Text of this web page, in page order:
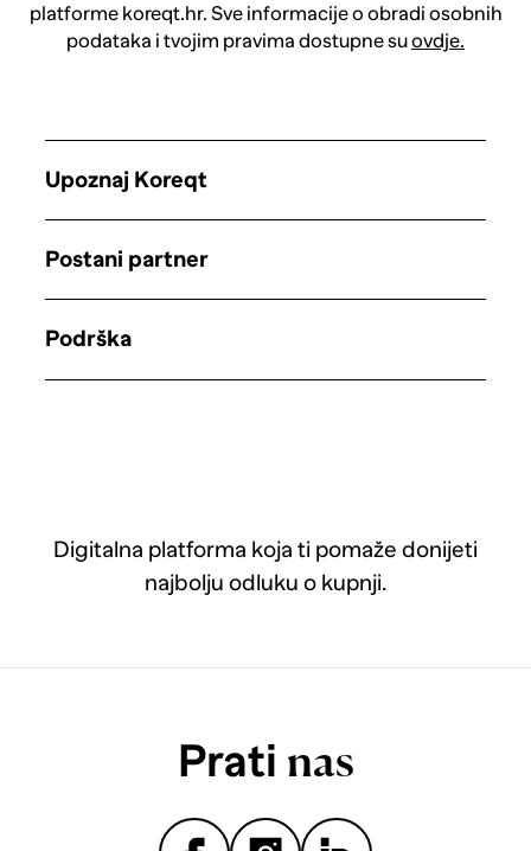
platforme koreqt.hr. Sve informacije o obradi osobnih
podataka i tvojim pravima dostupne suovdje.
Digitalna platforma koja ti pomaže donijeti
najbolju odluku o kupnji.
Upoznaj Koreqt
Postani partner
Podrška
Prati nas